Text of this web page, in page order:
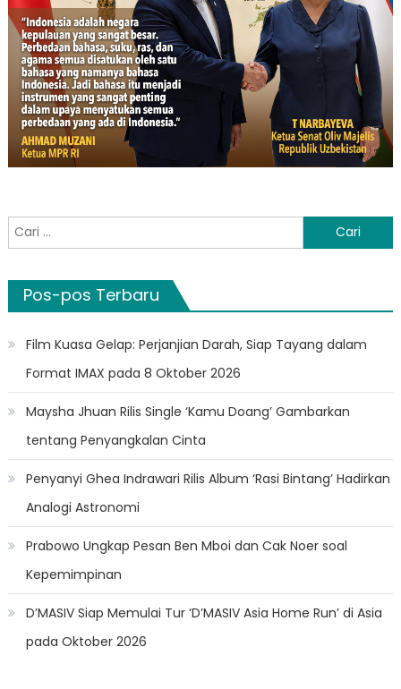
Cari
untuk:
Pos-pos Terbaru
Film Kuasa Gelap: Perjanjian Darah, Siap Tayang dalam
Format IMAX pada 8 Oktober 2026
Maysha Jhuan Rilis Single ‘Kamu Doang’ Gambarkan
tentang Penyangkalan Cinta
Penyanyi Ghea Indrawari Rilis Album ‘Rasi Bintang’ Hadirkan
Analogi Astronomi
Prabowo Ungkap Pesan Ben Mboi dan Cak Noer soal
Kepemimpinan
D’MASIV Siap Memulai Tur ‘D’MASIV Asia Home Run’ di Asia
pada Oktober 2026